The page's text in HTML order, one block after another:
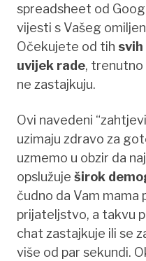
spreadsheet od
vijesti s Vašeg
Očekujete od tih
uvijek rade, trenutno
ne zastajkuju.
Ovi navedeni
uzimaju zdravo za
uzmemo u obzir da
opslužuje širok
čudno da Vam mama
prijateljstvo, a takvu
chat zastajkuje ili se
više od par sekundi.